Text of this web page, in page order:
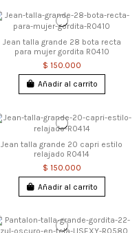
Jean talla grande 28 bota recta
para mujer gordita R0410
$ 150.000
Añadir al carrito
Jean talla grande 20 capri estilo
relajado R0414
$ 150.000
Añadir al carrito